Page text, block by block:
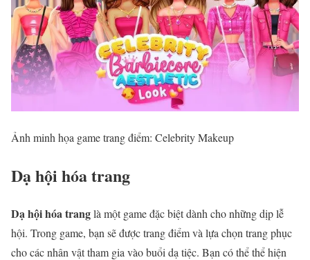
Ảnh minh họa game trang điểm: Celebrity Makeup
Dạ hội hóa trang
Dạ hội hóa tranglà một game đặc biệt dành cho những dịp lễ
hội. Trong game, bạn sẽ được trang điểm và lựa chọn trang phục
cho các nhân vật tham gia vào buổi dạ tiệc. Bạn có thể thể hiện